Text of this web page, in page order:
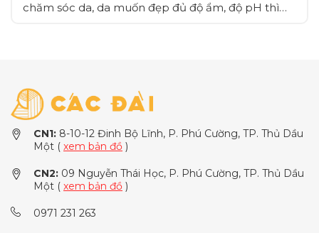
chăm sóc da, da muốn đẹp đủ độ ẩm, độ pH thì
CN1: 8-10-12 Đinh Bộ Lĩnh, P. Phú Cường, TP. Thủ Dầu
Một ( xem bản đồ )
CN2: 09 Nguyễn Thái Học, P. Phú Cường, TP. Thủ Dầu
Một ( xem bản đồ )
0971 231 263